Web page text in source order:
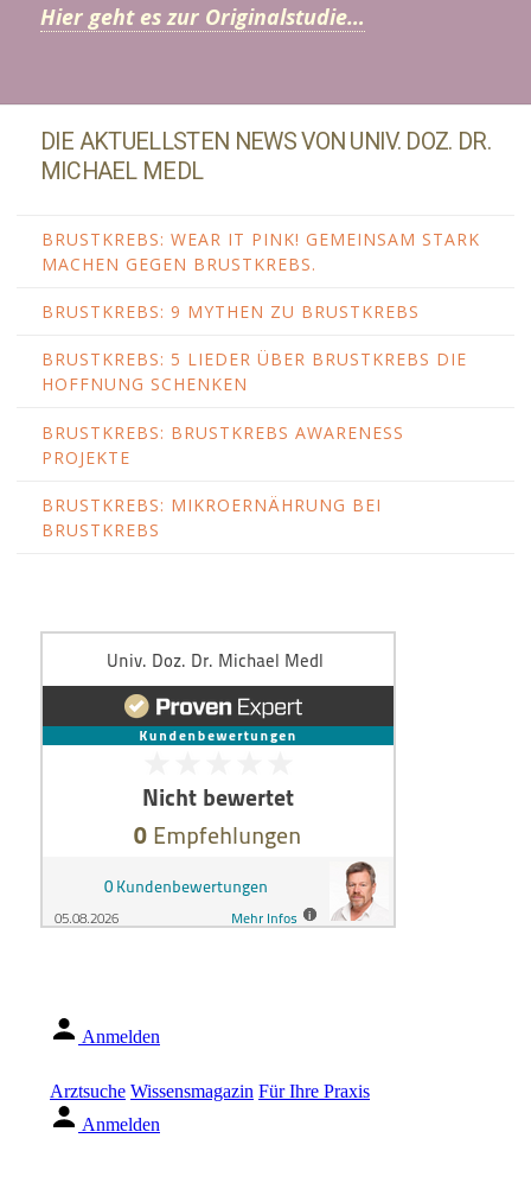
Hier geht es zur Originalstudie…
DIE AKTUELLSTEN NEWS VON UNIV. DOZ. DR.
MICHAEL MEDL
BRUSTKREBS: WEAR IT PINK! GEMEINSAM STARK
MACHEN GEGEN BRUSTKREBS.
BRUSTKREBS: 9 MYTHEN ZU BRUSTKREBS
BRUSTKREBS: 5 LIEDER ÜBER BRUSTKREBS DIE
HOFFNUNG SCHENKEN
BRUSTKREBS: BRUSTKREBS AWARENESS
PROJEKTE
BRUSTKREBS: MIKROERNÄHRUNG BEI
BRUSTKREBS